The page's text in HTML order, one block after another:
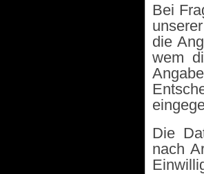
Bei
die
wem
Die
nach